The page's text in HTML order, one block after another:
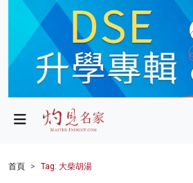
政局
財經
首頁 Tag: 大柴胡湯